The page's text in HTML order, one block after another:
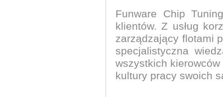
Funware Chip
klientów. Z usług
zarządzający flotami
specjalistyczna
wszystkich
kultury pracy swoich